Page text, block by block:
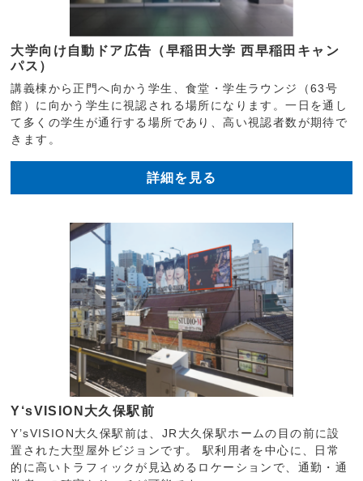
大学向け自動ドア広告（早稲田大学 西早稲田キャン
パス）
講義棟から正門へ向かう学生、食堂・学生ラウンジ（63号
館）に向かう学生に視認される場所になります。一日を通し
て多くの学生が通行する場所であり、高い視認者数が期待で
きます。
詳細を見る
Y‘sVISION大久保駅前
Y’sVISION大久保駅前は、JR大久保駅ホームの目の前に設
置された大型屋外ビジョンです。 駅利用者を中心に、日常
的に高いトラフィックが見込めるロケーションで、通勤・通